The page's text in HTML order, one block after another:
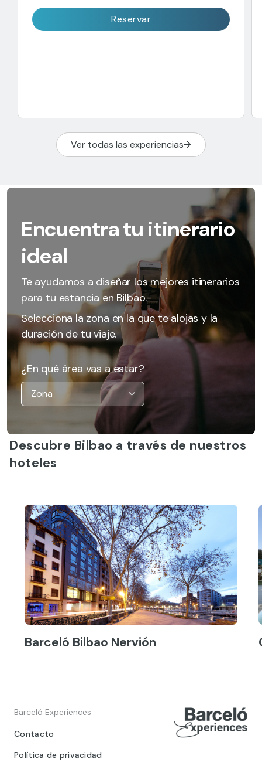
Reservar
Ver todas las experiencias
Encuentra tu itinerario
ideal
Te ayudamos a diseñar los mejores itinerarios
para tu estancia en Bilbao.
Selecciona la zona en la que te alojas y la
duración de tu viaje.
¿En qué área vas a estar?
Descubre Bilbao a través de nuestros
hoteles
Barceló Bilbao Nervión
Barceló Experiences
Contacto
Política de privacidad